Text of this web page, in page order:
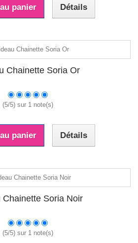
panier Détails
Chainette Soria Or
(5/5) sur 1 note(s)
panier Détails
Chainette Soria Noir
(5/5) sur 1 note(s)